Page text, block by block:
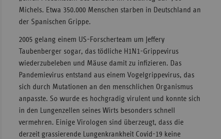
Michels. Etwa 350.000 Menschen starben in Deutschland an
der Spanischen Grippe.
2005 gelang einem US-Forscherteam um Jeffery
Taubenberger sogar, das tödliche H1N1-Grippevirus
wiederzubeleben und Mäuse damit zu infizieren. Das
Pandemievirus entstand aus einem Vogelgrippevirus, das
sich durch Mutationen an den menschlichen Organismus
anpasste. So wurde es hochgradig virulent und konnte sich
in den Lungenzellen seines Wirts besonders schnell
vermehren. Einige Virologen sind überzeugt, dass die
derzeit grassierende Lungenkrankheit Covid-19 keine